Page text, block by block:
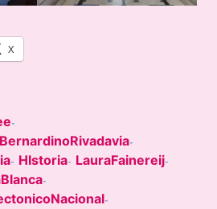
X
-
-
- HIstoria- LauraFainereij-
-
-